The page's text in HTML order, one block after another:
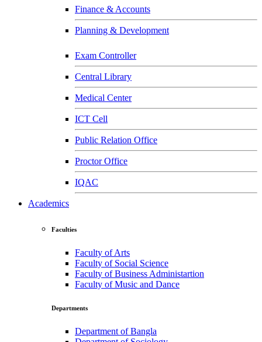
Finance & Accounts
Planning & Development
Exam Controller
Central Library
Medical Center
ICT Cell
Public Relation Office
Proctor Office
IQAC
Academics
Faculties
Faculty of Arts
Faculty of Social Science
Faculty of Business Administartion
Faculty of Music and Dance
Departments
Department of Bangla